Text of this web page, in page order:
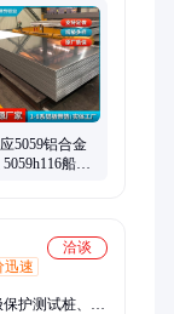
铝箔、3004铝
5059铝合金
船用
洽谈
迅速
护测试桩、固